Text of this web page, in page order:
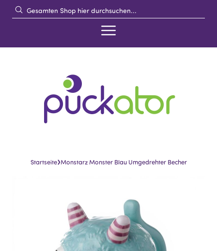
Startseite›Monstarz Monster Blau Umgedrehter Becher